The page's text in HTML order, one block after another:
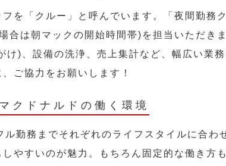
を「クルー」と呼んでいます。「夜間勤務
は朝マックの開始時間帯)を担当いただきま
)、設備の洗浄、売上集計など、幅広い業
ご協力をお願いします！
マクドナルドの働く環境
勤務までそれぞれのライフスタイルに合わ
やすいのが魅力。もちろん固定的な働き方